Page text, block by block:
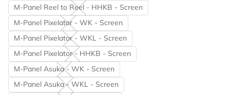
M-Panel Reel to Reel - HHKB - Screen
M-Panel Pixelator - WK - Screen
M-Panel Pixelator - WKL - Screen
M-Panel Pixelator - HHKB - Screen
M-Panel Asuka - WK - Screen
M-Panel Asuka - WKL - Screen